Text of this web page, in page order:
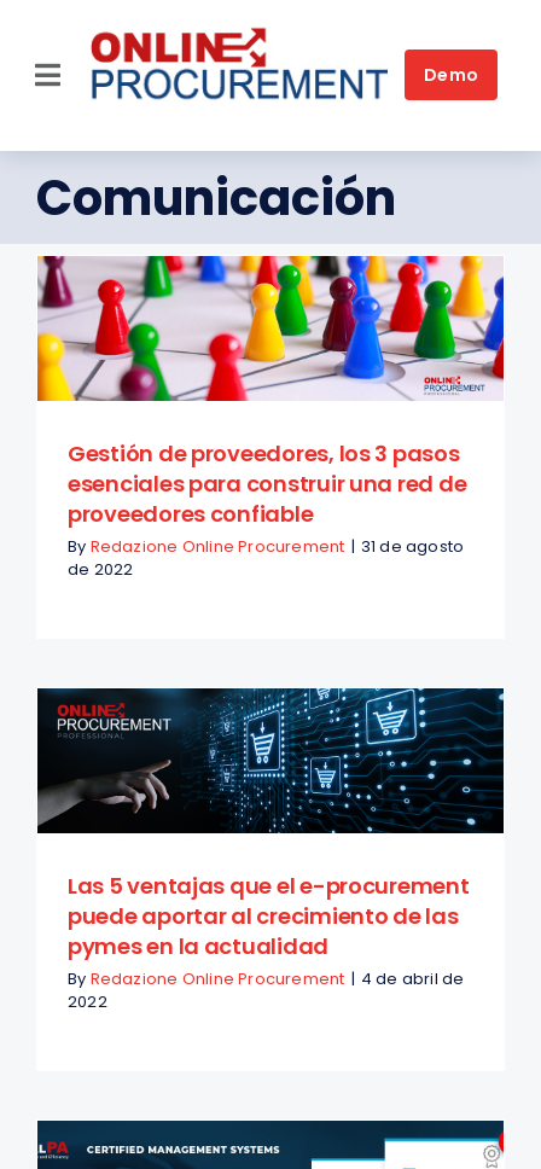
content
Toggle
Plataforma
Soluciones por sector
Soluciones para necesidad
Clientes
Quiénes somos
FAQ
Solicite una demostración
ES
Demo
Comunicación
Gestión de proveedores, los 3 pasos
esenciales para construir una red de
proveedores confiable
By Redazione Online Procurement | 31 de agosto
de 2022
Las 5 ventajas que el e-procurement
puede aportar al crecimiento de las
pymes en la actualidad
By Redazione Online Procurement | 4 de abril de
2022